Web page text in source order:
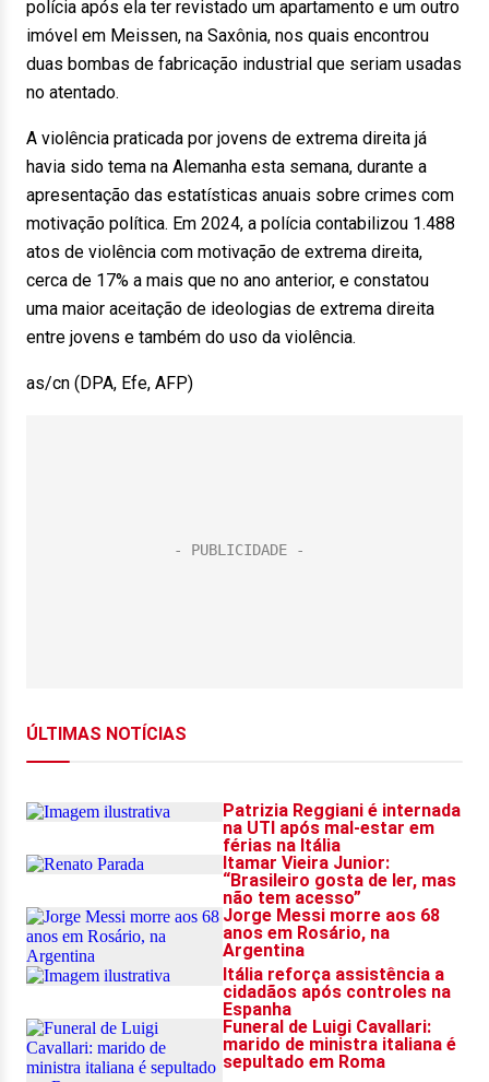
polícia após ela ter revistado um apartamento e um outro
imóvel em Meissen, na Saxônia, nos quais encontrou
duas bombas de fabricação industrial que seriam usadas
no atentado.
A violência praticada por jovens de extrema direita já
havia sido tema na Alemanha esta semana, durante a
apresentação das estatísticas anuais sobre crimes com
motivação política. Em 2024, a polícia contabilizou 1.488
atos de violência com motivação de extrema direita,
cerca de 17% a mais que no ano anterior, e constatou
uma maior aceitação de ideologias de extrema direita
entre jovens e também do uso da violência.
as/cn (DPA, Efe, AFP)